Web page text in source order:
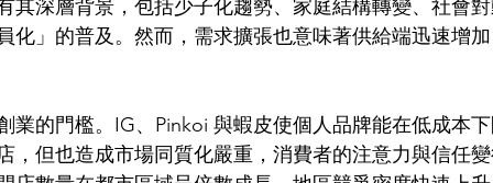
其深層背景，包括少子化趨勢、家庭結構轉變、社會
化」的普及。然而，需求擴張也意味著供給端迅速增
業的門檻。IG、Pinkoi 與蝦皮使個人品牌能在低成本
，但也造成市場同質化嚴重，消費者的注意力與信任